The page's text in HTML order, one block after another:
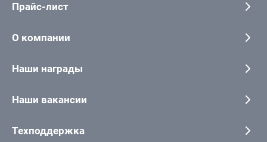
Прайс-лист
О компании
Наши награды
Наши вакансии
Техподдержка